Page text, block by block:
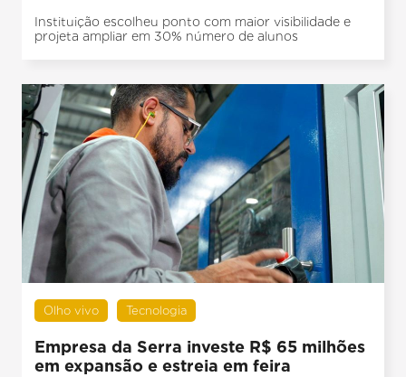
Instituição escolheu ponto com maior visibilidade e
projeta ampliar em 30% número de alunos
Olho vivo Tecnologia
Empresa da Serra investe R$ 65 milhões
em expansão e estreia em feira